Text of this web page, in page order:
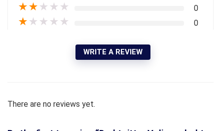
★★ ★ ★ ★ 0
★ ★ ★ ★ ★ 0
WRITE A REVIEW
There are no reviews yet.